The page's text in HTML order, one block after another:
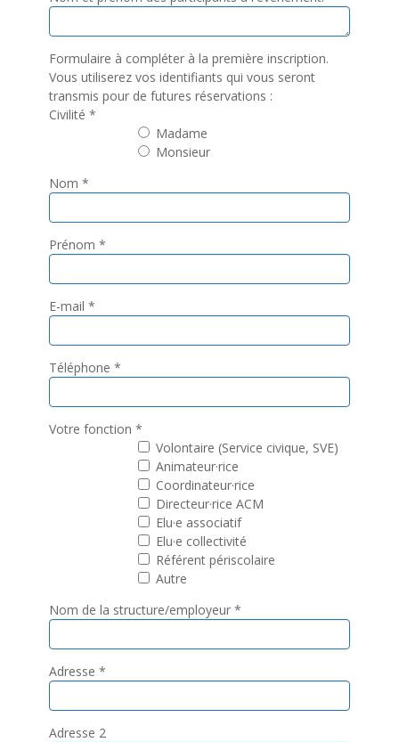
Formulaire à compléter à la première inscription.
Vous utiliserez vos identifiants qui vous seront
transmis pour de futures réservations :
Civilité *
Madame
Monsieur
Nom *
Prénom *
E-mail *
Téléphone *
Votre fonction *
Volontaire (Service civique, SVE)
Animateur·rice
Coordinateur·rice
Directeur·rice ACM
Elu·e associatif
Elu·e collectivité
Référent périscolaire
Autre
Nom de la structure/employeur *
Adresse *
Adresse 2